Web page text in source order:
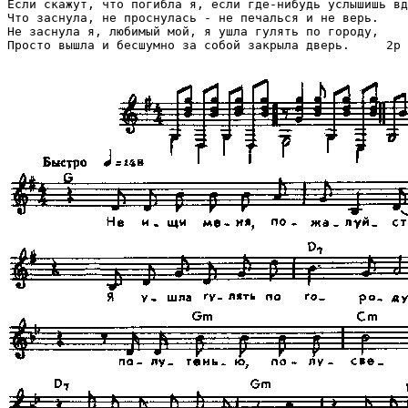
Если скажут, что погибла я, если где-нибудь услышишь
Что заснула, не проснулась - не печалься и не верь.
Не заснула я, любимый мой, я ушла гулять по городу,
Просто вышла и бесшумно за собой закрыла дверь.     2р